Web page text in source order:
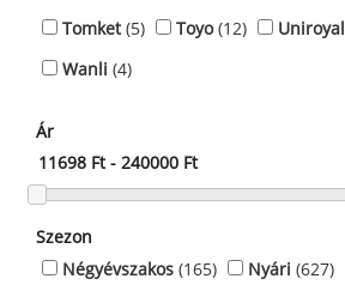
Tomket(5) Toyo(12) Uniroyal
Wanli (4)
Ár
Szezon
Négyévszakos (165) Nyári (627)